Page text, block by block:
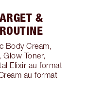
&
Body Cream,
Toner,
Elixir au format
au format